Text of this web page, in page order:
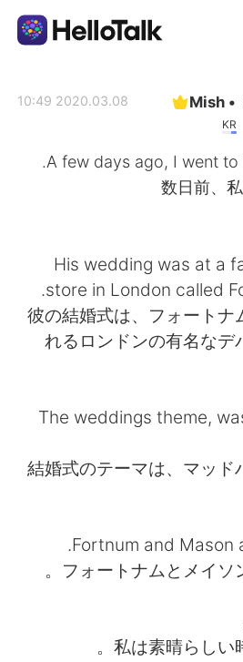
English 简体中文
繁體中文 Español
日本語 한국어
Русский
Türkçe Tiếng Việt
Mish •
KR
2020.03.08 10:49
A few days ago, I went to
数日前、
His wedding was at a
store in London called
彼の結婚式は、フォートナ
れるロンドンの有名なデ
The weddings theme,
結婚式のテーマは、マッド
Fortnum and Mason
フォートナムとメイソ
私は素晴らしい